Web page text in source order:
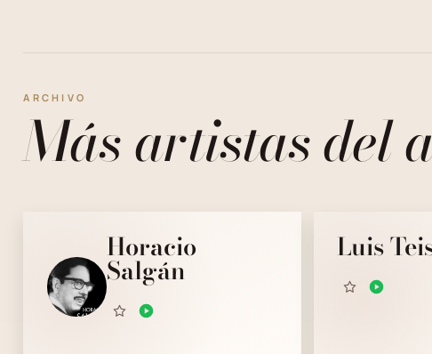
ARCHIVO
Más artistas del
Horacio
Salgán
Luis